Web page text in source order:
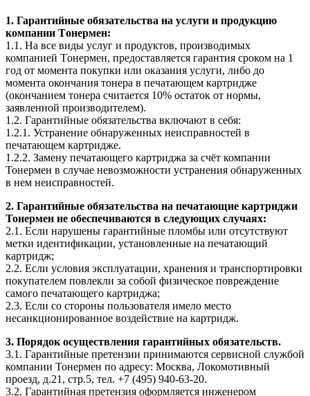
1. Гарантийные обязательства на услуги и продукцию
компании Tонермен:
1.1. На все виды услуг и продуктов, производимых
компанией Tонермен, предоставляется гарантия сроком на 1
год от момента покупки или оказания услуги, либо до
момента окончания тонера в печатающем картридже
(окончанием тонера считается 10% остаток от нормы,
заявленной производителем).
1.2. Гарантийные обязательства включают в себя:
1.2.1. Устранение обнаруженных неисправностей в
печатающем картридже.
1.2.2. Замену печатающего картриджа за счёт компании
Тонермен в случае невозможности устранения обнаруженных
в нем неисправностей.
2. Гарантийные обязательства на печатающие картриджи
Тонермен не обеспечиваются в следующих случаях:
2.1. Если нарушены гарантийные пломбы или отсутствуют
метки идентификации, установленные на печатающий
картридж;
2.2. Если условия эксплуатации, хранения и транспортировки
покупателем повлекли за собой физическое повреждение
самого печатающего картриджа;
2.3. Если со стороны пользователя имело место
несанкционированное воздействие на картридж.
3. Порядок осуществления гарантийных обязательств.
3.1. Гарантийные претензии принимаются сервисной службой
компании Тонермен по адресу: Москва, Локомотивный
проезд, д.21, стр.5, тел. +7 (495) 940-63-20.
3.2. Гарантийная претензия оформляется инженером